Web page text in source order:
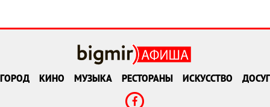
ГОРОД КИНО МУЗЫКА РЕСТОРАНЫ ИСКУССТВО ДОСУГ